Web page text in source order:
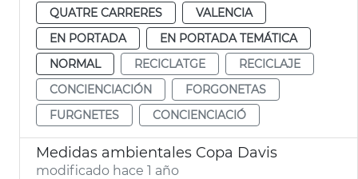
QUATRE CARRERES
VALENCIA
EN PORTADA
EN PORTADA TEMÁTICA
NORMAL
RECICLATGE
RECICLAJE
CONCIENCIACIÓN
FORGONETAS
FURGNETES
CONCIENCIACIÓ
Medidas ambientales Copa Davis
modificado hace 1 año